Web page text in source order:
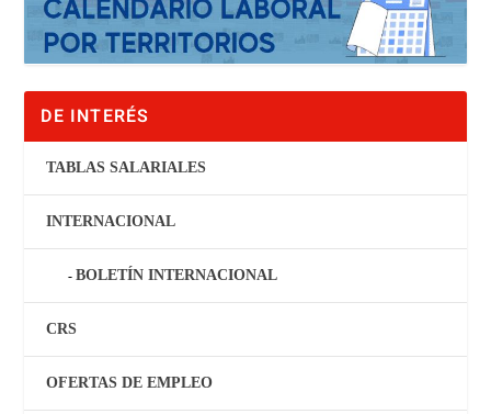
DE INTERÉS
TABLAS SALARIALES
INTERNACIONAL
BOLETÍN INTERNACIONAL
CRS
OFERTAS DE EMPLEO